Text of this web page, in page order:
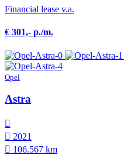
Financial lease v.a.
€ 301,- p./m.
Opel
Astra
2021
106.567 km